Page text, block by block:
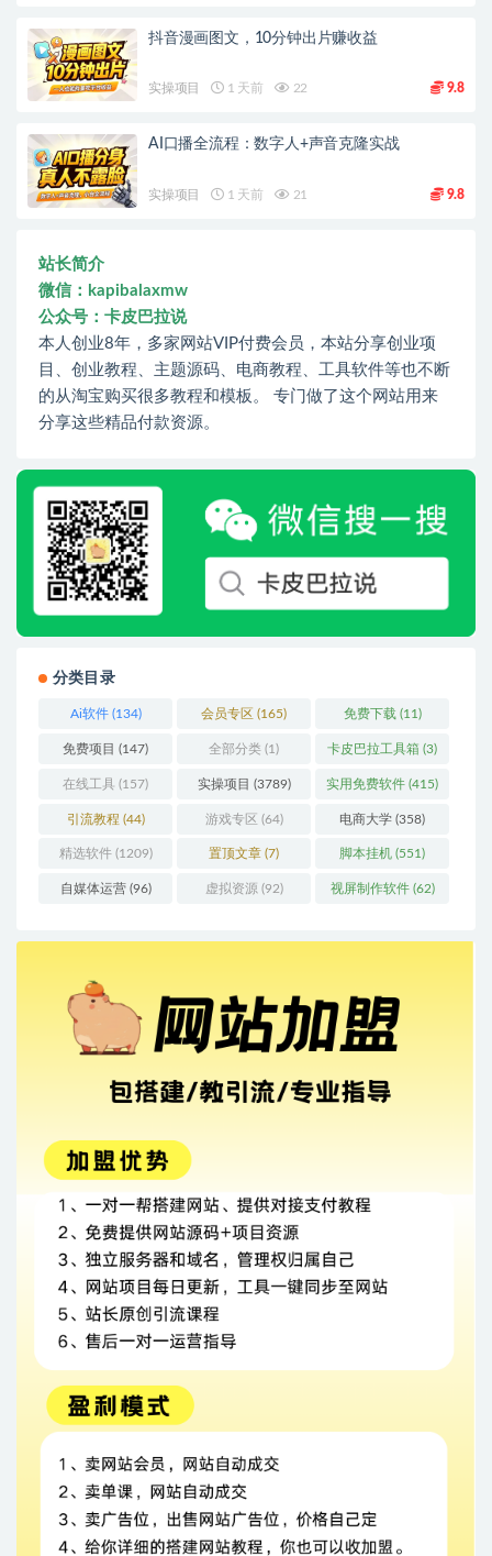
抖音漫画图文，10分钟出片赚收益
实操项目 1 天前 22 9.8
AI口播全流程：数字人+声音克隆实战
实操项目 1 天前 21 9.8
站长简介
微信：kapibalaxmw
公众号：卡皮巴拉说
本人创业8年，多家网站VIP付费会员，本站分享创业项
目、创业教程、主题源码、电商教程、工具软件等也不断
的从淘宝购买很多教程和模板。 专门做了这个网站用来
分享这些精品付款资源。
分类目录
Ai软件(134) 会员专区 (165) 免费下载 (11)
免费项目 (147) 全部分类 (1) 卡皮巴拉工具箱 (3)
在线工具 (157) 实操项目 (3789) 实用免费软件 (415)
引流教程 (44) 游戏专区 (64) 电商大学 (358)
精选软件(1209) 置顶文章 (7) 脚本挂机 (551)
自媒体运营(96) 虚拟资源 (92) 视屏制作软件(62)